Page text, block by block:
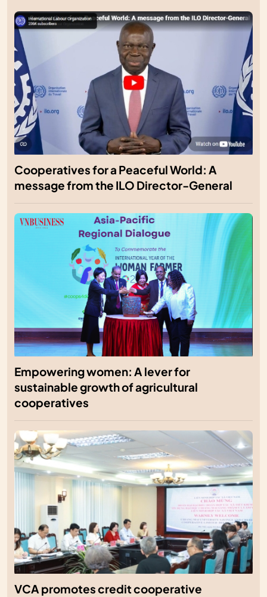
Cooperatives for a Peaceful World: A
message from the ILO Director-General
Empowering women: A lever for
sustainable growth of agricultural
cooperatives
VCA promotes credit cooperative